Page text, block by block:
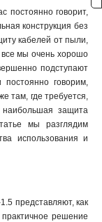
2.0 2
2.0 2
2.0 2
2.0
2.0 2
2.0 2
2.0 2
2.0 2
2.0
2.0
2.0
2.0 2
постоянно говорит,
конструкция без
кабелей от пыли,
мы очень хорошо
подступают
говорим,
там, где требуется,
наибольшая защита
мы разглядим
использования и
представляют, как
решение